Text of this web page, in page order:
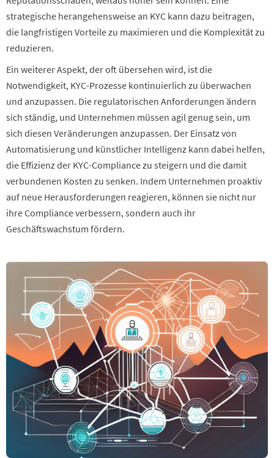
strategische herangehensweise an KYC kann dazu beitragen,
die langfristigen Vorteile zu maximieren und die Komplexität zu
reduzieren.
Ein weiterer Aspekt, der oft übersehen wird, ist die
Notwendigkeit, KYC-Prozesse kontinuierlich zu überwachen
und anzupassen. Die regulatorischen Anforderungen ändern
sich ständig, und Unternehmen müssen agil genug sein, um
sich diesen Veränderungen anzupassen. Der Einsatz von
Automatisierung und künstlicher Intelligenz kann dabei helfen,
die Effizienz der KYC-Compliance zu steigern und die damit
verbundenen Kosten zu senken. Indem Unternehmen proaktiv
auf neue Herausforderungen reagieren, können sie nicht nur
ihre Compliance verbessern, sondern auch ihr
Geschäftswachstum fördern.